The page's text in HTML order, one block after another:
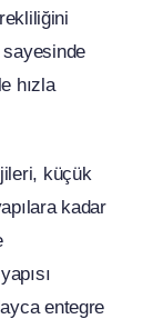
hızla
küçük
kadar
entegre